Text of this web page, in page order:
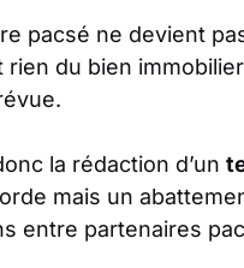
pacsé ne devient
du bien
la rédaction d’un
mais un
entre partenaires